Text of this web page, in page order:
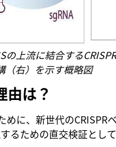
上流に結合する
（右）を示す概略図
由は？
に、新世代の
ための直交検証として